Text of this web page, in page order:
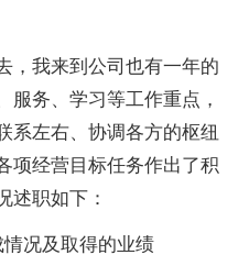
，我来到公司也有一年的
服务、学习等工作重点，
系左右、协调各方的枢纽
项经营目标任务作出了积
述职如下：
况及取得的业绩